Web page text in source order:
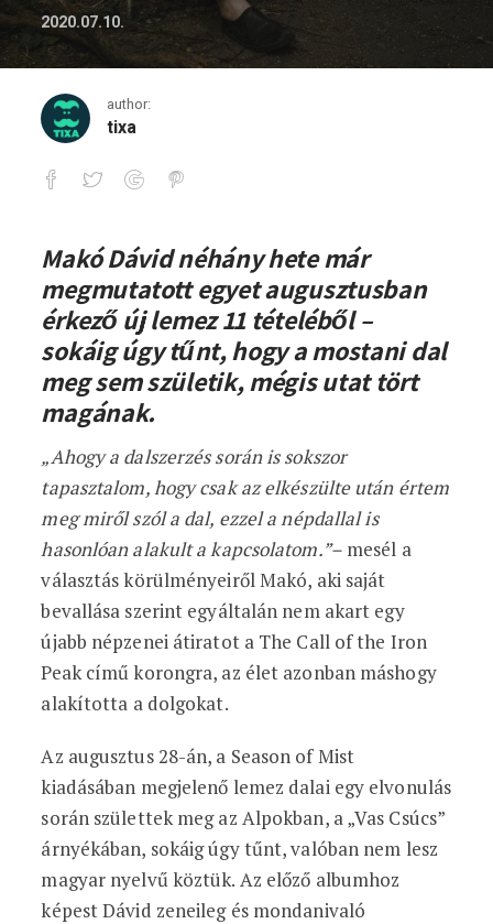
2020.07.10.
author:
tixa
„Ha valamitől megijedek, azt meg kell
Makó Dávid néhány hete már
megmutatott egyet augusztusban
érkező új lemez 11 tételéből –
sokáig úgy tűnt, hogy a mostani dal
meg sem születik, mégis utat tört
magának.
„Ahogy a dalszerzés során is sokszor
tapasztalom, hogy csak az elkészülte után értem
meg miről szól a dal, ezzel a népdallal is
hasonlóan alakult a kapcsolatom.”–mesél a
választás körülményeiről Makó, aki saját
bevallása szerint egyáltalán nem akart egy
újabb népzenei átiratot a The Call of the Iron
Peak című korongra, az élet azonban máshogy
alakította a dolgokat.
Az augusztus 28-án, a Season of Mist
kiadásában megjelenő lemez dalai egy elvonulás
során születtek meg az Alpokban, a „Vas Csúcs”
árnyékában, sokáig úgy tűnt, valóban nem lesz
magyar nyelvű köztük. Az előző albumhoz
képest Dávid zeneileg és mondanivaló